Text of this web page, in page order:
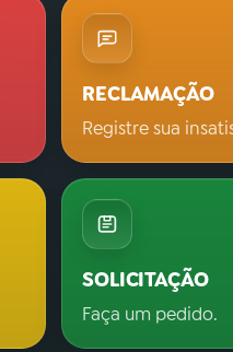
RECLAMAÇÃO
Registre sua
SOLICITAÇÃO
Faça um pedido.